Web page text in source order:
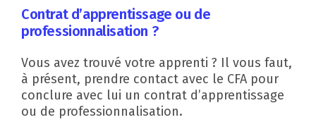
Contrat d’apprentissage ou de
professionnalisation ?
Vous avez trouvé votre apprenti ? Il vous faut,
à présent, prendre contact avec le CFA pour
conclure avec lui un contrat d’apprentissage
ou de professionnalisation.